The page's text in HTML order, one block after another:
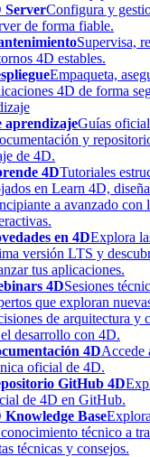
ServerConfigura y
de forma fiable.
Supervisa,
4D estables.
Empaqueta,
4D de forma
aprendizajeGuías
y
de 4D.
4DTutoriales
en Learn 4D,
a avanzado con
en 4DExplora
versión LTS y
tus aplicaciones.
4DSesiones
que exploran
de arquitectura y
desarrollo con 4D.
4DAccede
oficial de 4D.
GitHub 4D
de 4D en GitHub.
Knowledge Base
técnico a
técnicas y consejos.